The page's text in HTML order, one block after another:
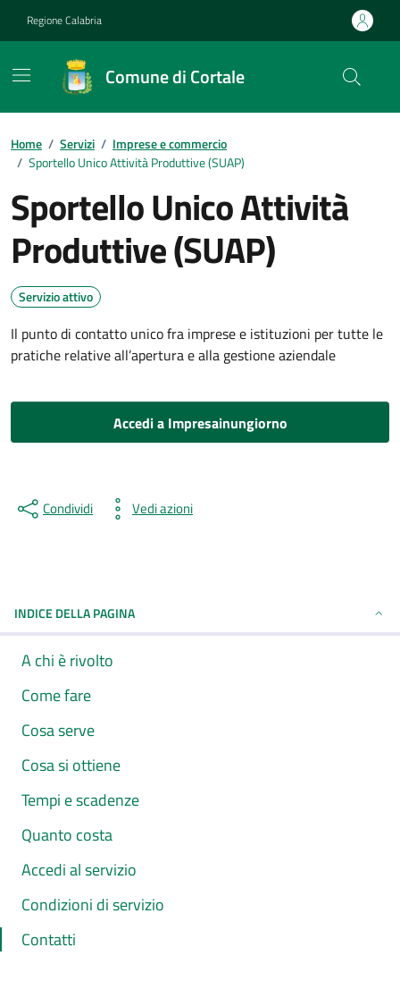
Regione Calabria
Comune di Cortale
Home / Servizi / Imprese e commercio
/ Sportello Unico Attività Produttive (SUAP)
Sportello Unico Attività
Produttive (SUAP)
Servizio attivo
Il punto di contatto unico fra imprese e istituzioni per tutte le
pratiche relative all’apertura e alla gestione aziendale
Accedi a Impresainungiorno
Condividi Vedi azioni
INDICE DELLA PAGINA
A chi è rivolto
Come fare
Cosa serve
Cosa si ottiene
Tempi e scadenze
Quanto costa
Accedi al servizio
Condizioni di servizio
Contatti